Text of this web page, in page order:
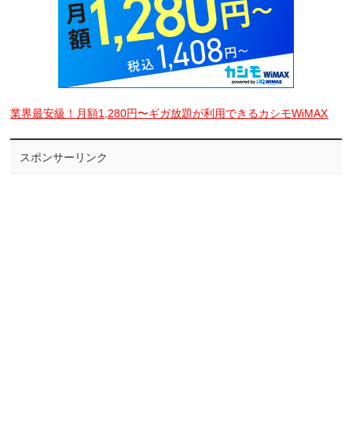
業界最安級！月額1,280円〜ギガ放題が利用できるカシモWiMAX
スポンサーリンク